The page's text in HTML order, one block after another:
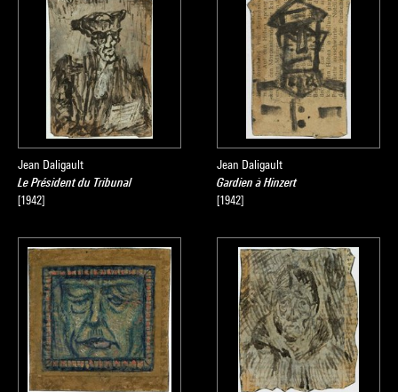
Jean Daligault
Le Président du Tribunal
[1942]
Jean Daligault
Gardien à Hinzert
[1942]